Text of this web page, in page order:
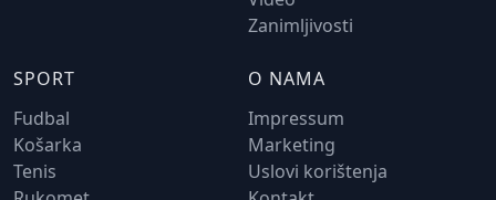
Zanimljivosti
SPORT
Fudbal
Košarka
Tenis
O NAMA
Impressum
Marketing
Uslovi korištenja